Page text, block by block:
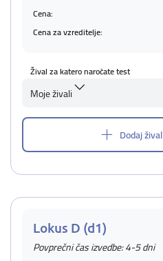
Cena:
Cena za vzreditelje:
Žival za katero naročate test
Moje živali
Dodaj žival
Lokus D (d1)
Povprečni čas izvedbe: 4-5 dni